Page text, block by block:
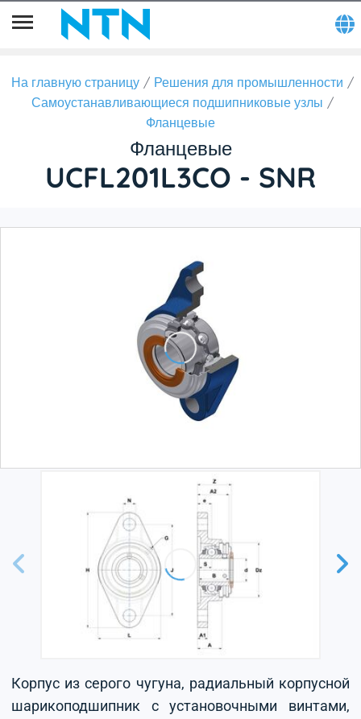
На главную страницу
Решения для промышленности
Самоустанавливающиеся подшипниковые узлы
Фланцевые
Фланцевые
UCFL201L3CO - SNR
Корпус из серого чугуна, радиальный корпусной
шарикоподшипник с установочными винтами,